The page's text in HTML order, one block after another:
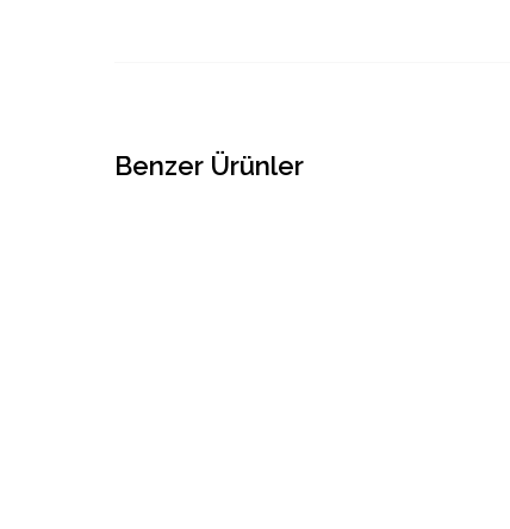
Benzer Ürünler